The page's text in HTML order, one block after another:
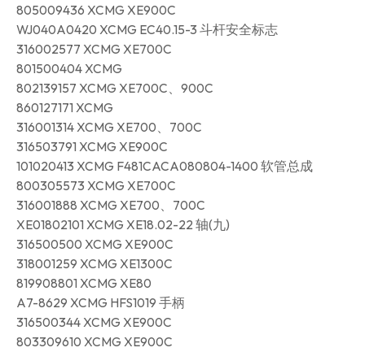
805009436 XCMG XE900C
WJ040A0420 XCMG EC40.15-3 斗杆安全标志
316002577 XCMG XE700C
801500404 XCMG
802139157 XCMG XE700C、900C
860127171 XCMG
316001314 XCMG XE700、700C
316503791 XCMG XE900C
101020413 XCMG F481CACA080804-1400 软管总成
800305573 XCMG XE700C
316001888 XCMG XE700、700C
XE01802101 XCMG XE18.02-22 轴(九)
316500500 XCMG XE900C
318001259 XCMG XE1300C
819908801 XCMG XE80
A7-8629 XCMG HFS1019 手柄
316500344 XCMG XE900C
803309610 XCMG XE900C